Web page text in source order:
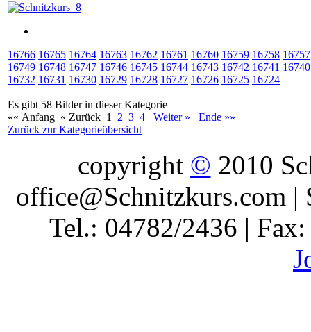
16766 16765 16764 16763 16762 16761 16760 16759 16758 16757
16749 16748 16747 16746 16745 16744 16743 16742 16741 16740
16732 16731 16730 16729 16728 16727 16726 16725 16724
Es gibt 58 Bilder in dieser Kategorie
«« Anfang « Zurück 1 2 3 4 Weiter »
Ende »»
Zurück zur Kategorieübersicht
copyright © 2010
office@Schnitzkurs.com |
Tel.: 04782/2436 |